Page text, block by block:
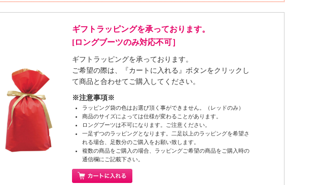
ギフトラッピングを承っております。
[ロングブーツのみ対応不可］
ギフトラッピングを承っております。
ご希望の際は、『カートに入れる』ボタンをクリックし
て商品と合わせてご購入してください。
※注意事項※
ラッピング袋の色はお選び頂く事ができません。（レッドのみ）
商品のサイズによっては仕様が変わることがあります。
ロングブーツは不可になります。ご注意ください。
一足ずつのラッピングとなります。二足以上のラッピングを希望さ
れる場合、足数分のご購入をお願い致します。
複数の商品をご購入の場合、ラッピングご希望の商品をご購入時の
通信欄にご記載下さい。